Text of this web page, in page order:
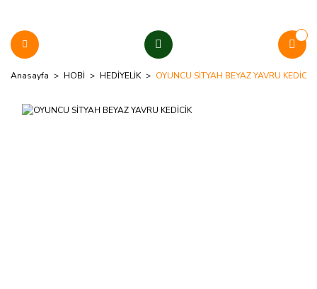
Anasayfa HOBİ HEDİYELİK OYUNCU SİTYAH BEYAZ YAVRU KEDİCİK